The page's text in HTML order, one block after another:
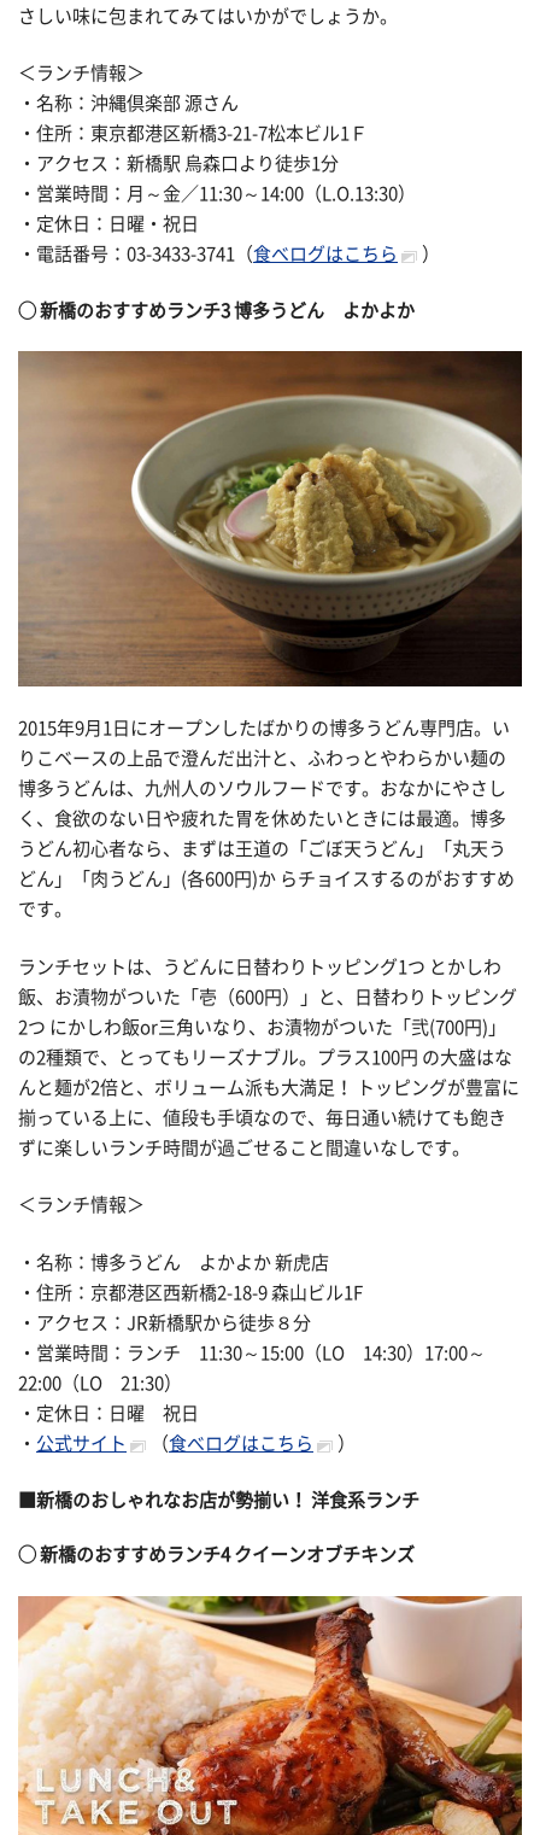
さしい味に包まれてみてはいかがでしょうか。
＜ランチ情報＞
・名称：沖縄倶楽部 源さん
・住所：東京都港区新橋3-21-7松本ビル1Ｆ
・アクセス：新橋駅 烏森口より徒歩1分
・営業時間：月～金／11:30～14:00（L.O.13:30）
・定休日：日曜・祝日
・電話番号：03-3433-3741（食べログはこちら ）
◯ 新橋のおすすめランチ3 博多うどん よかよか
2015年9月1日にオープンしたばかりの博多うどん専門店。い
りこベースの上品で澄んだ出汁と、ふわっとやわらかい麺の
博多うどんは、九州人のソウルフードです。おなかにやさし
く、食欲のない日や疲れた胃を休めたいときには最適。博多
うどん初心者なら、まずは王道の「ごぼ天うどん」「丸天う
どん」「肉うどん」(各600円)か らチョイスするのがおすすめ
です。
ランチセットは、うどんに日替わりトッピング1つ とかしわ
飯、お漬物がついた「壱（600円）」と、日替わりトッピング
2つ にかしわ飯or三角いなり、お漬物がついた「弐(700円)」
の2種類で、とってもリーズナブル。プラス100円 の大盛はな
んと麺が2倍と、ボリューム派も大満足！ トッピングが豊富に
揃っている上に、値段も手頃なので、毎日通い続けても飽き
ずに楽しいランチ時間が過ごせること間違いなしです。
＜ランチ情報＞
・名称：博多うどん よかよか 新虎店
・住所：京都港区西新橋2-18-9 森山ビル1F
・アクセス：JR新橋駅から徒歩８分
・営業時間：ランチ 11:30～15:00（LO 14:30）17:00～
22:00（LO 21:30）
・定休日：日曜 祝日
・ 公式サイト （食べログはこちら ）
■新橋のおしゃれなお店が勢揃い！ 洋食系ランチ
◯ 新橋のおすすめランチ4クイーンオブチキンズ